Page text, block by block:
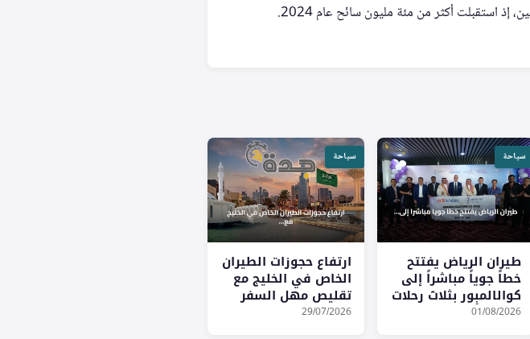
استقبلت أكثر من مئة مليون سائح عام 2024.
سياحة
طيران الرياض يفتتح
خطاً جوياً مباشراً إلى
كوالالمبور بثلاث رحلات
أسبوعياً
01/08/2026
سياحة
ارتفاع حجوزات الطيران
الخاص في الخليج مع
تقليص مهل السفر
واتجاه نحو أوروبا
29/07/2026